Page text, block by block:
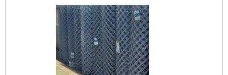
serviços que realiza. Seus prof....